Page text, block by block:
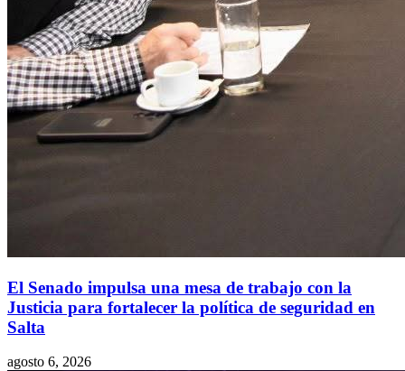
El Senado impulsa una mesa de trabajo con la
Justicia para fortalecer la política de seguridad en
Salta
agosto 6, 2026